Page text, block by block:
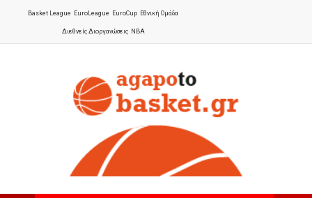
Basket League EuroLeague EuroCup Εθνική Ομάδα
Διεθνείς Διοργανώσεις NBA